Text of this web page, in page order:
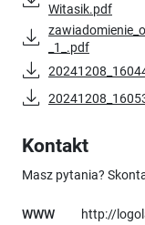
Witasik.pdf
_1_.pdf
Kontakt
Masz pytania?
WWW http://